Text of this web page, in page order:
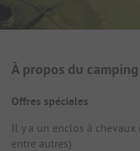
Présentation du
À propos du camping
Offres spéciales
Il y a un enclos à chevaux
entre autres).